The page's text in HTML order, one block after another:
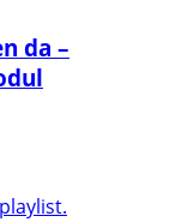
da –